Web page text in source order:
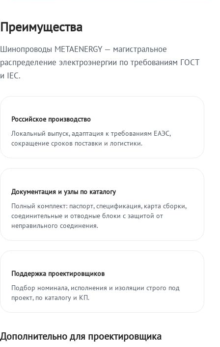
Преимущества
Шинопроводы METAENERGY — магистральное
распределение электроэнергии по требованиям ГОСТ
и IEC.
Российское производство
Локальный выпуск, адаптация к требованиям ЕАЭС,
сокращение сроков поставки и логистики.
Документация и узлы по каталогу
Полный комплект: паспорт, спецификация, карта сборки,
соединительные и отводные блоки с защитой от
неправильного соединения.
Поддержка проектировщиков
Подбор номинала, исполнения и изоляции строго под
проект, по каталогу и КП.
Дополнительно для проектировщика